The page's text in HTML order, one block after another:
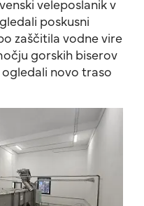
veleposlanik v
poskusni
zaščitila vodne vire
gorskih biserov
novo traso